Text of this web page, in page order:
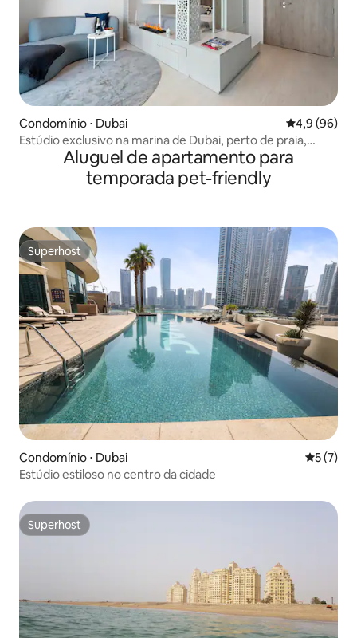
Condomínio ⋅ Dubai 4,9 de uma
4,9 (96)
Estúdio exclusivo na marina de Dubai, perto de praia,
shopping e metrô
Aluguel de apartamento para
temporada pet-friendly
Superhost
Superhost
Condomínio ⋅ Dubai 5 de
5 (7)
Estúdio estiloso no centro da cidade
Superhost
Superhost